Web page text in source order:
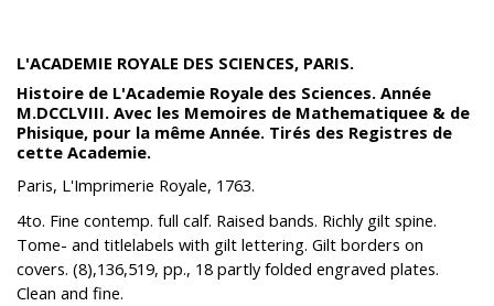
L'ACADEMIE ROYALE DES SCIENCES, PARIS.
Histoire de L'Academie Royale des Sciences. Année
M.DCCLVIII. Avec les Memoires de Mathematiquee & de
Phisique, pour la même Année. Tirés des Registres de
cette Academie.
Paris, L'Imprimerie Royale, 1763.
4to. Fine contemp. full calf. Raised bands. Richly gilt spine.
Tome- and titlelabels with gilt lettering. Gilt borders on
covers. (8),136,519, pp., 18 partly folded engraved plates.
Clean and fine.